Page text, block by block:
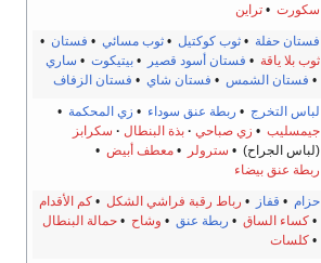
سكورت •تراين
فستان حفلة •ثوب كوكتيل •ثوب مسائي • فستان •
ثوب بلا ياقة • فستان أسود قصير •بيتيكوت • ساري
• فستان الشمس • فستان شاي • فستان الزفاف
لباس التخرج • ربطة عنق سوداء • زي المحكمة •
جيمسليب • زي صباحي بذة البنطال
سكرابز
(لباس الجراح) • سترولر •معطف أبيض •
ربطة عنق بيضاء
حزام • قفاز • رباط رقبة فراشي الشكل •كم الأقدام
•كساء الساق • ربطة عنق • وشاح •حمالة البنطال
•كلسات